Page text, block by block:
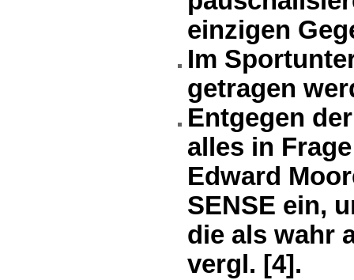
einzigen
Im
getragen
Entgegen
alles in
Edward
SENSE ein,
die als wahr
vergl. [4].